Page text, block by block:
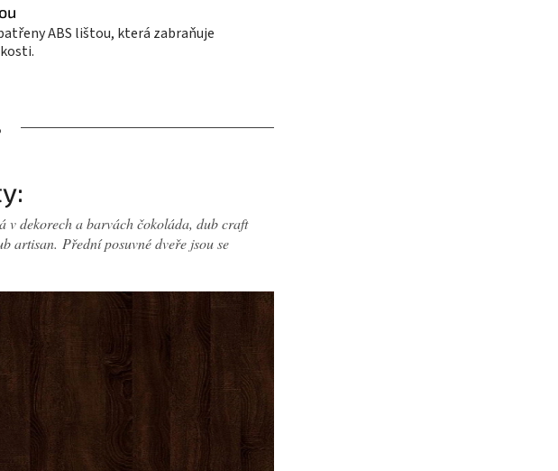
ABS lištou, která zabraňuje
v dekorech a barvách čokoláda, dub craft
artisan. Přední posuvné dveře jsou se